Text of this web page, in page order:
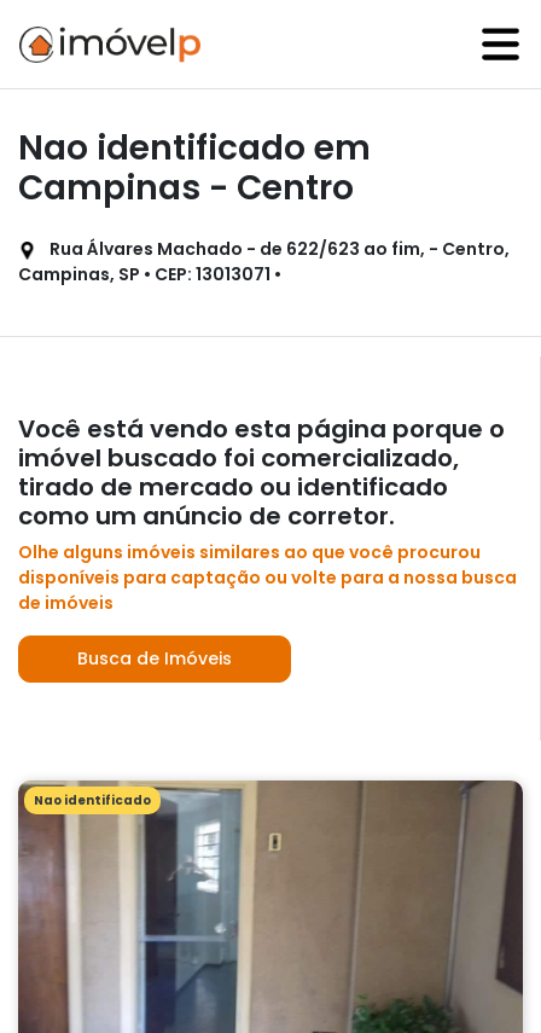
Nao identificado em
Campinas - Centro
Rua Álvares Machado - de 622/623 ao fim, - Centro,
Campinas, SP • CEP: 13013071 •
Você está vendo esta página porque o
imóvel buscado foi comercializado,
tirado de mercado ou identificado
como um anúncio de corretor.
Olhe alguns imóveis similares ao que você procurou
disponíveis para captação ou volte para a nossa busca
de imóveis
Busca de Imóveis
Nao identificado